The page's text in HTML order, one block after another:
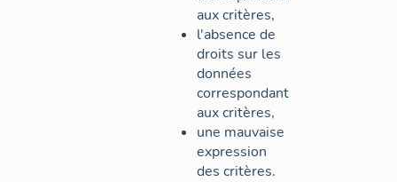
aux critères,
l'absence de
droits sur les
données
correspondant
aux critères,
une mauvaise
expression
des critères.